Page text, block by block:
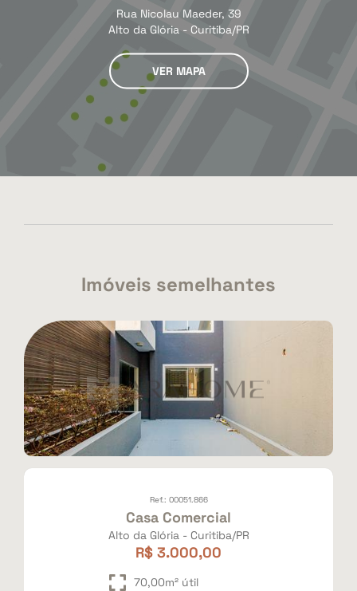
Rua Nicolau Maeder, 39
Alto da Glória - Curitiba/PR
VER MAPA
Imóveis semelhantes
Ref.: 00051.866
Casa Comercial
Alto da Glória - Curitiba/PR
R$ 3.000,00
70,00m² útil